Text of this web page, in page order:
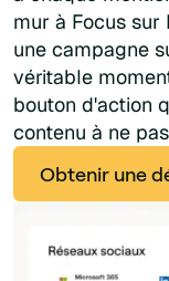
mur à Focus
une campagne
véritable
bouton d'action
contenu à ne
Obtenir une